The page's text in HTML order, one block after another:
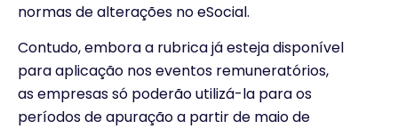
normas de alterações no eSocial.
Contudo, embora a rubrica já esteja disponível
para aplicação nos eventos remuneratórios,
as empresas só poderão utilizá-la para os
períodos de apuração a partir de maio de